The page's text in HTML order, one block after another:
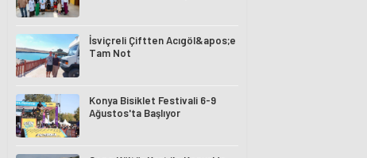
İsviçreli Çiftten Acıgöl&apos;e
Tam Not
Konya Bisiklet Festivali 6-9
Ağustos'ta Başlıyor